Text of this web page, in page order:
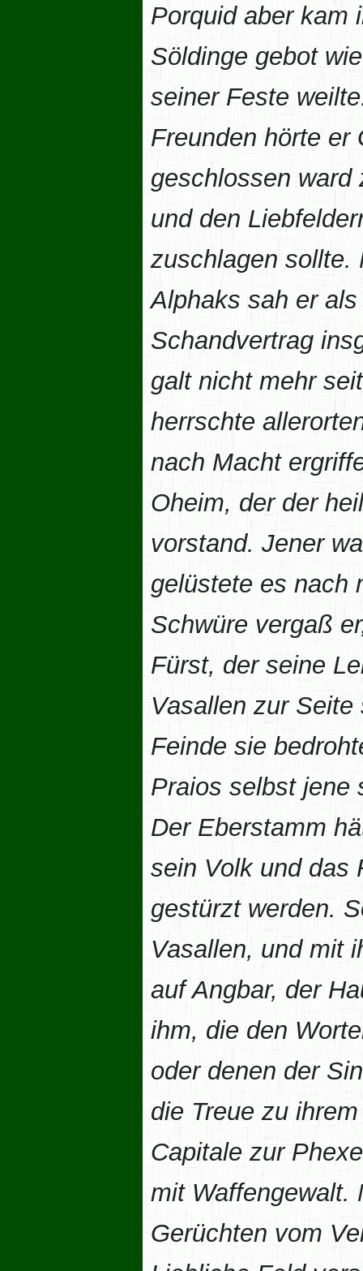
Porquid aber kam
Söldinge gebot
seiner Feste
Freunden hörte
geschlossen
und den
zuschlagen sollte.
Alphaks sah er
Schandvertrag
galt nicht mehr
herrschte
nach Macht
Oheim, der der
vorstand. Jener
gelüstete es nach
Schwüre vergaß
Fürst, der seine
Vasallen zur
Feinde sie
Praios selbst jene
Der Eberstamm
sein Volk und das
gestürzt werden.
Vasallen, und mit
auf Angbar, der
ihm, die den
oder denen der
die Treue zu
Capitale zur
mit Waffengewalt.
Gerüchten vom